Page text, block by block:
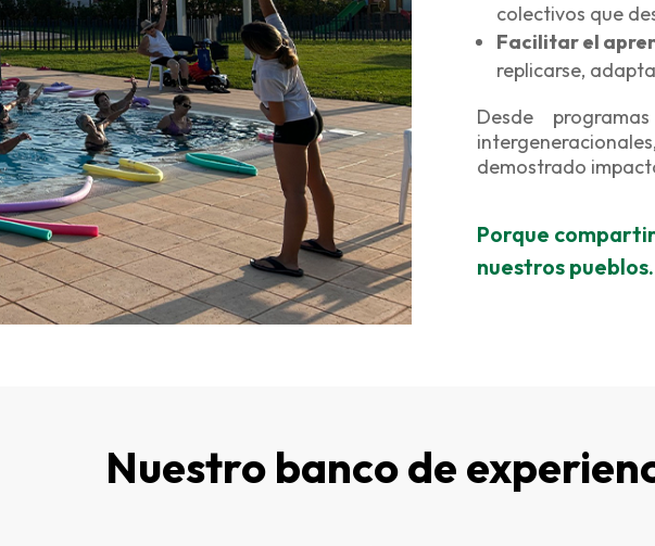
colectivos que
Facilitar el
replicarse,
Desde
demostrado
Porque
nuestros pueblos.
Nuestro banco de